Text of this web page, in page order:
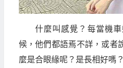
什麼叫感覺？每當機
候，他們都語焉不詳，或者
麼是合眼緣呢？是長相好嗎